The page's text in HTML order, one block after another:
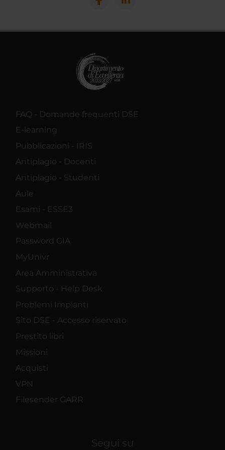
FAQ - Domande frequenti DSE
E-learning
Pubblicazioni - IRIS
Antiplagio - Docenti
Antiplagio - Studenti
Aule
Esami - ESSE3
Webmail
Password GIA
MyUnivr
Area Amministrativa
Supporto - Help Desk
Problemi Impianti
Sito DSE - Accesso riservato
Prestito libri
Missioni
Acquisti
VPN
Filesender GARR
Segui su